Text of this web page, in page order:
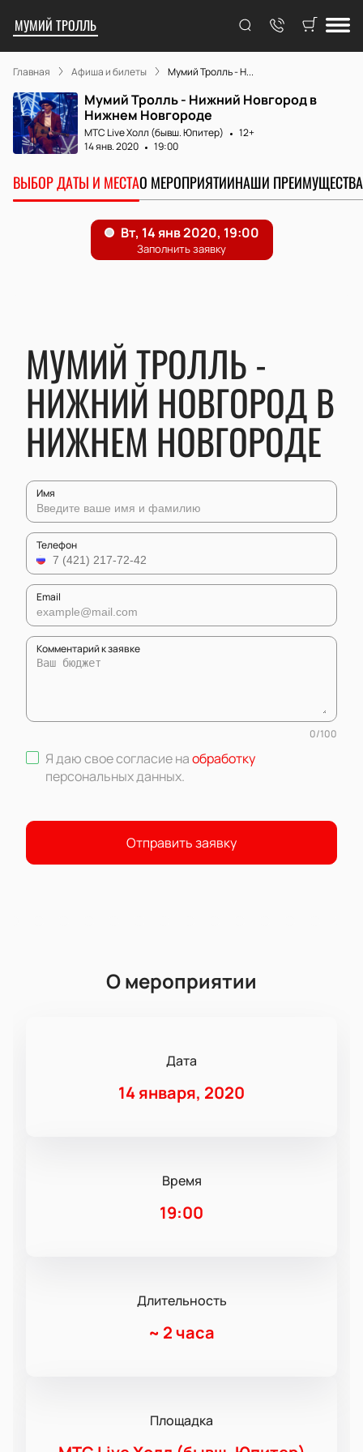
МУМИЙ ТРОЛЛЬ
Главная Афиша и билеты Мумий Тролль - Н...
Мумий Тролль - Нижний Новгород в
Нижнем Новгороде
МТС Live Холл (бывш. Юпитер)
12+
14 янв. 2020
19:00
ВЫБОР ДАТЫ И МЕСТАО МЕРОПРИЯТИИНАШИ ПРЕИМУЩЕСТВА
МУМИЙ ТРОЛЛЬ -
НИЖНИЙ НОВГОРОД В
НИЖНЕМ НОВГОРОДЕ
Имя
Телефон
Email
Комментарий к заявке
0/100
Я даю свое согласие наобработку
персональных данных.
Отправить заявку
О мероприятии
Дата
14 января, 2020
Время
19:00
Длительность
~ 2 часа
Площадка